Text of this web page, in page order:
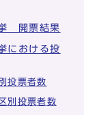
開票結果
における投
投票者数
別投票者数